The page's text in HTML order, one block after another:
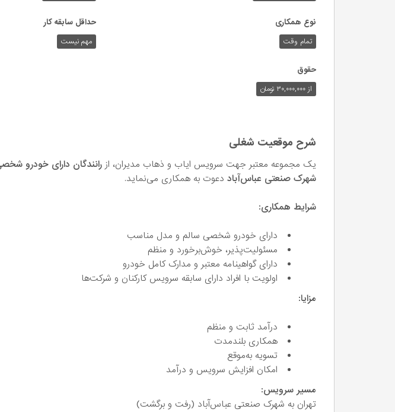
نوع همکاری
تمام وقت
حداقل سابقه کار
مهم نیست
حقوق
از ۳۰,۰۰۰,۰۰۰ تومان
شرح موقعیت شغلی
یک مجموعه معتبر جهت سرویس ایاب و ذهاب مدیران، از رانندگان دارای خودرو
شهرک صنعتی عباس‌آباد دعوت به همکاری می‌نماید.
شرایط همکاری:
دارای خودرو شخصی سالم و مدل مناسب
مسئولیت‌پذیر، خوش‌برخورد و منظم
دارای گواهینامه معتبر و مدارک کامل خودرو
اولویت با افراد دارای سابقه سرویس کارکنان و شرکت‌ها
مزایا:
درآمد ثابت و منظم
همکاری بلندمدت
تسویه به‌موقع
امکان افزایش سرویس و درآمد
مسیر سرویس:
تهران به شهرک صنعتی عباس‌آباد (رفت و برگشت)